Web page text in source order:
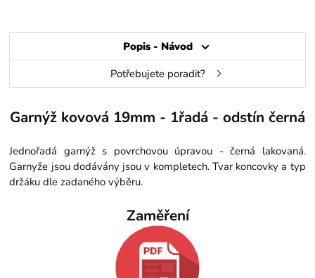
Popis - Návod
Potřebujete poradit?
Garnýž kovová 19mm - 1řadá - odstín černá
Jednořadá garnýž s povrchovou úpravou - černá lakovaná.
Garnyže jsou dodávány jsou v kompletech. Tvar koncovky a typ
držáku dle zadaného výběru.
Zaměření